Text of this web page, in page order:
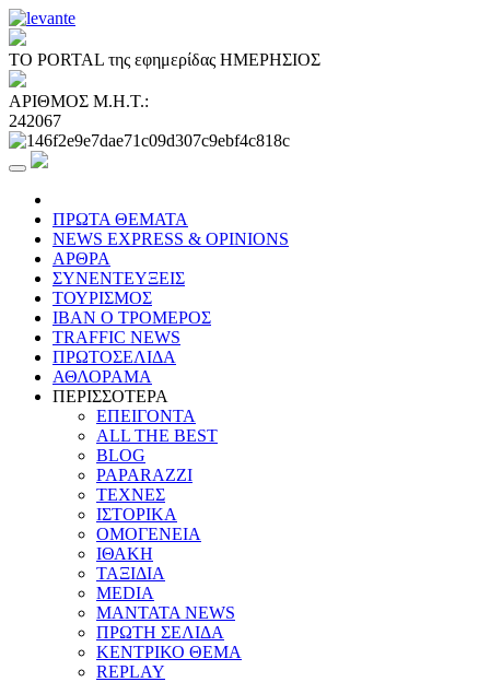
ΤΟ PORTAL της εφημερίδας ΗΜΕΡΗΣΙΟΣ
ΑΡΙΘΜΟΣ Μ.Η.Τ.:
242067
ΠΡΩΤΑ ΘΕΜΑΤΑ
NEWS EXPRESS & OPINIONS
ΑΡΘΡΑ
ΣΥΝΕΝΤΕΥΞΕΙΣ
ΤΟΥΡΙΣΜΟΣ
ΙΒΑΝ Ο ΤΡΟΜΕΡΟΣ
TRAFFIC NEWS
ΠΡΩΤΟΣΕΛΙΔΑ
ΑΘΛΟΡΑΜΑ
ΠΕΡΙΣΣΟΤΕΡΑ
ΕΠΕΙΓΟΝΤΑ
ALL THE BEST
BLOG
PAPARAZZI
ΤΕΧΝΕΣ
ΙΣΤΟΡΙΚΑ
ΟΜΟΓΕΝΕΙΑ
ΙΘΑΚΗ
ΤΑΞΙΔΙΑ
MEDIA
MANTATA NEWS
ΠΡΩΤΗ ΣΕΛΙΔΑ
ΚΕΝΤΡΙΚΟ ΘΕΜΑ
REPLAY